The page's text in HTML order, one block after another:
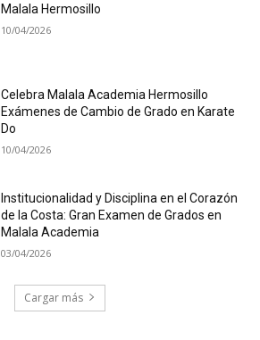
Malala Hermosillo
10/04/2026
Celebra Malala Academia Hermosillo
Exámenes de Cambio de Grado en Karate
Do
10/04/2026
Institucionalidad y Disciplina en el Corazón
de la Costa: Gran Examen de Grados en
Malala Academia
03/04/2026
Cargar más